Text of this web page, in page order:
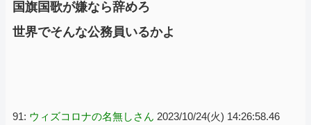
国旗国歌が嫌なら辞めろ
世界でそんな公務員いるかよ
91: ウィズコロナの名無しさん 2023/10/24(火) 14:26:58.46